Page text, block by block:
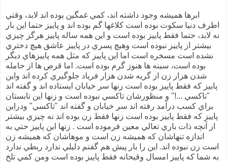
ابرها هميشه وجود داشته اند، کمي غمگين بوده اند لابد، وقتي
اطرف دنيا سکوت بوده است کلاغها گم بوده اند و پاييز حتما اين بار
نه لابد، حتما فقط پاييز بوده است و اين همه ساله پاييز هرگز چيزي
بيشتر از پاييز نبوده است وهيچ پسري در پاييز عاشق هيچ دختري
نشده است مسخره است اما اين پاييز که مثل همه پاييزهاي ديگر
بوده است، سينه ها هنوز گرم بوده است. اما قرص ها از حامله
شدن هزار زن از گريه شدن هزار فرياد جلوگيري کرده اند واين
پاييز که فقط پاييز بوده است زنها سر خيابان ايستاده اند و گفته اند
"تاکسي ...!" و منظورشان تاکسي نبوده است و زنها اين تابستان
براي کسب درآمد رفته اند سر خيابان و گفته اند "تاکسي" ودراين
پاييز که فقط پاييز بوده است زنها فقط زن بوده اند نه چيزي بيشتر
از آنچه ذات باري تعالي معين فرموده است . زنها اين پاييز حتي به
اندازه تنهاشان که هميشه زن است و موهاشان که هميشه زن
است زن نبوده اند. اين را بار پيش هم گفتم دليلي ندارد ربطي ندارد
به شما که پاييز امسال وقيحانه فقط پاييز بوده است ومن کمي تلخ